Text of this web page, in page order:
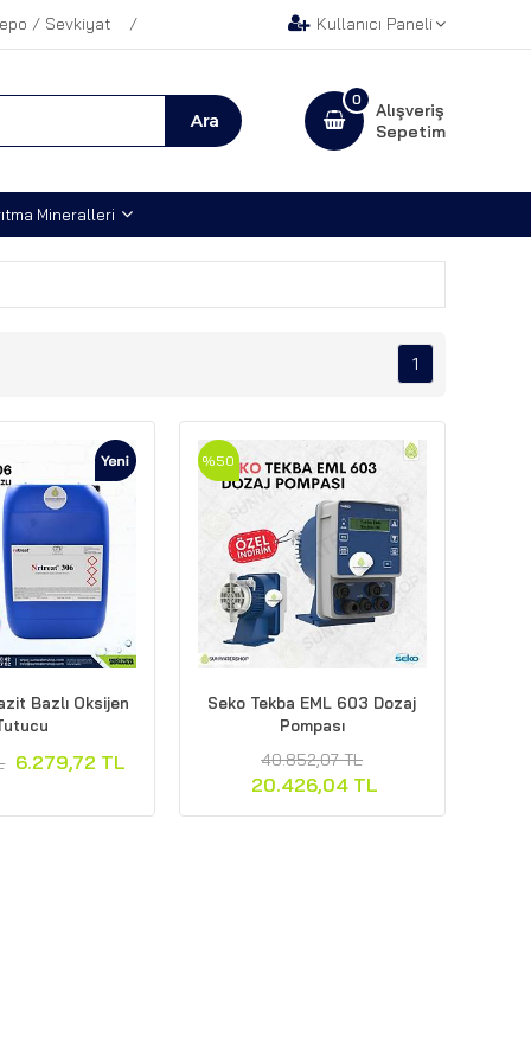
/ Sevkiyat Kullanıcı Paneli
Alışveriş
Sepetim
0
Mineralleri
1
Bazlı Oksijen
6.279,72 TL
Seko Tekba EML 603 Dozaj
Pompası
40.852,07 TL
20.426,04 TL
%50